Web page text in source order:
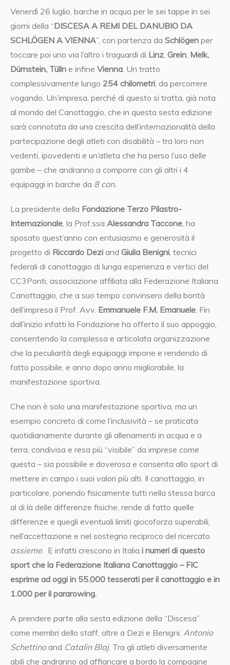
Venerdì 26 luglio, barche in acqua per le sei tappe in sei
giorni della “DISCESA A REMI DEL DANUBIO DA
SCHLÖGEN A VIENNA”, con partenza da Schlögen per
toccare poi uno via l’altro i traguardi di Linz, Grein, Melk,
Dürnstein, Tülln e infine Vienna. Un tratto
complessivamente lungo 254 chilometri, da percorrere
vogando. Un’impresa, perché di questo si tratta, già nota
al mondo del Canottaggio, che in questa sesta edizione
sarà connotata da una crescita dell’internazionalità della
partecipazione degli atleti con disabilità – tra loro non
vedenti, ipovedenti e un’atleta che ha perso l’uso delle
gambe – che andranno a comporre con gli altri i 4
equipaggi in barche da 8 con.
La presidente della Fondazione Terzo Pilastro-
Internazionale, la Prof.ssa Alessandra Taccone, ha
sposato quest’anno con entusiasmo e generosità il
progetto di Riccardo Dezi and Giulia Benigni, tecnici
federali di canottaggio di lunga esperienza e vertici del
CC3Ponti, associazione affiliata alla Federazione Italiana
Canottaggio, che a suo tempo convinsero della bontà
dell’impresa il Prof. Avv. Emmanuele F.M. Emanuele. Fin
dall’inizio infatti la Fondazione ha offerto il suo appoggio,
consentendo la complessa e articolata organizzazione
che la peculiarità degli equipaggi impone e rendendo di
fatto possibile, e anno dopo anno migliorabile, la
manifestazione sportiva.
Che non è solo una manifestazione sportiva, ma un
esempio concreto di come l’inclusività – se praticata
quotidianamente durante gli allenamenti in acqua e a
terra, condivisa e resa più “visibile” da imprese come
questa – sia possibile e doverosa e consenta allo sport di
mettere in campo i suoi valori più alti. Il canottaggio, in
particolare, ponendo fisicamente tutti nella stessa barca
al di là delle differenze fisiche, rende di fatto quelle
differenze e quegli eventuali limiti giocoforza superabili,
nell’accettazione e nel sostegno reciproco del ricercato
assieme. E infatti crescono in Italia i numeri di questo
sport che la Federazione Italiana Canottaggio – FIC
esprime ad oggi in 55.000 tesserati per il canottaggio e in
1.000 per il pararowing.
A prendere parte alla sesta edizione della “Discesa”
come membri dello staff, oltre a Dezi e Benigni, Antonio
Schettinoand Catalin Blaj. Tra gli atleti diversamente
abili che andranno ad affiancare a bordo la compagine